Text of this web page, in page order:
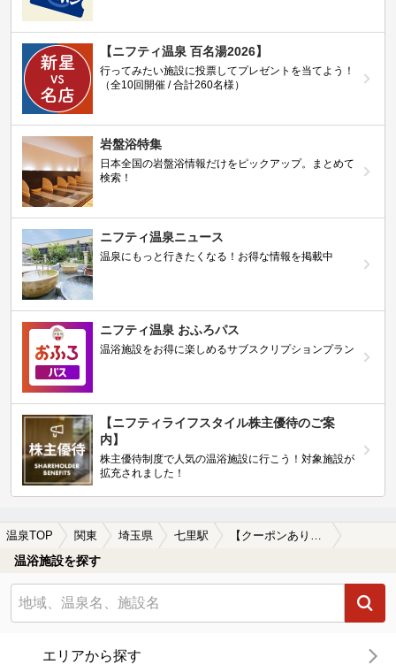
【ニフティ温泉 百名湯2026】
行ってみたい施設に投票してプレゼントを当てよう！
（全10回開催 / 合計260名様）
岩盤浴特集
日本全国の岩盤浴情報だけをピックアップ。まとめて
検索！
ニフティ温泉ニュース
温泉にもっと行きたくなる！お得な情報を掲載中
ニフティ温泉 おふろパス
温浴施設をお得に楽しめるサブスクリプションプラン
【ニフティライフスタイル株主優待のご案
内】
株主優待制度で人気の温浴施設に行こう！対象施設が
拡充されました！
温泉TOP 関東 埼玉県 七里駅 【クーポンあり】水風呂が楽しめる七里駅近くの温泉、日帰り温泉、スーパー銭湯おすすめ
温浴施設を探す
エリアから探す